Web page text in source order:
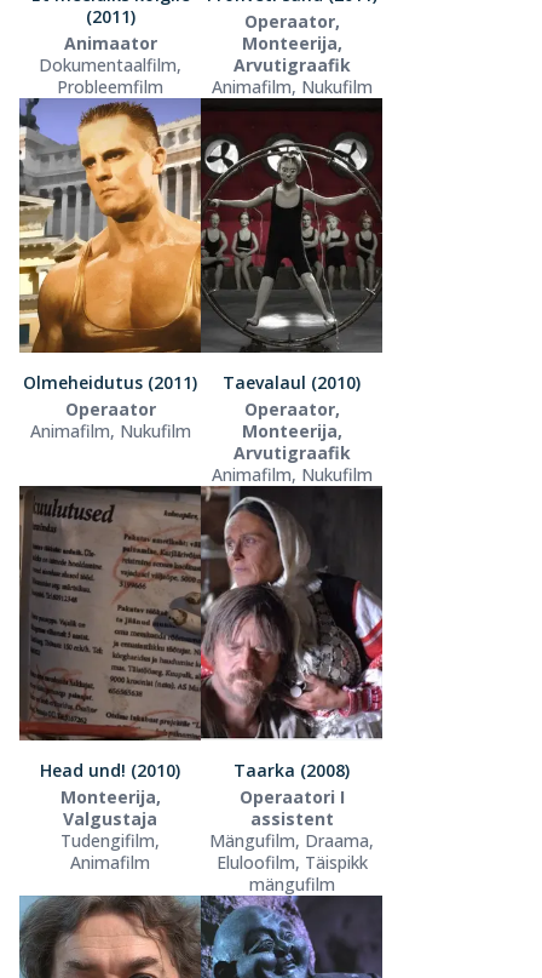
(2011)
Animaator
Dokumentaalfilm,
Probleemfilm
Operaator,
Monteerija,
Arvutigraafik
Animafilm, Nukufilm
Olmeheidutus (2011)
Operaator
Animafilm, Nukufilm
Taevalaul (2010)
Operaator,
Monteerija,
Arvutigraafik
Animafilm, Nukufilm
Head und! (2010)
Monteerija,
Valgustaja
Tudengifilm,
Animafilm
Taarka (2008)
Operaatori I
assistent
Mängufilm, Draama,
Eluloofilm, Täispikk
mängufilm